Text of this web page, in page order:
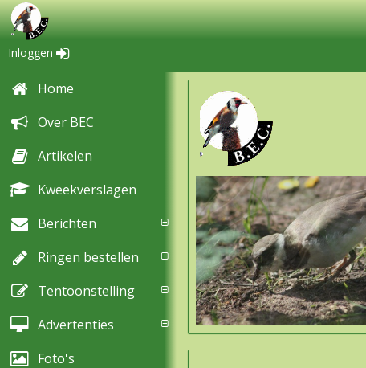
Inloggen
Home
Over BEC
Artikelen
Kweekverslagen
Berichten
Ringen bestellen
Tentoonstelling
Advertenties
Foto's